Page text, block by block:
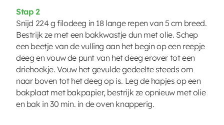
Stap 2
Snijd 224 g filodeeg in 18 lange repen van 5 cm breed.
Bestrijk ze met een bakkwastje dun met olie. Schep
een beetje van de vulling aan het begin op een reepje
deeg en vouw de punt van het deeg erover tot een
driehoekje. Vouw het gevulde gedeelte steeds om
naar boven tot het deeg op is. Leg de hapjes op een
bakplaat met bakpapier, bestrijk ze opnieuw met olie
en bak in 30 min. in de oven knapperig.